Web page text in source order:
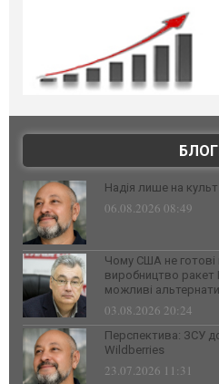
Надія лише на культ
06.08.2026 08:49
Чому США не готові
виробництво ракет
можливі
03.08.2026 20:24
Перспектива: ЗСУ
Wildberries
23.07.2026 11:31